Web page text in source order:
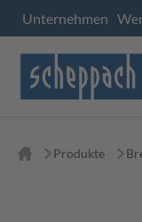
Unternehmen
Produkte